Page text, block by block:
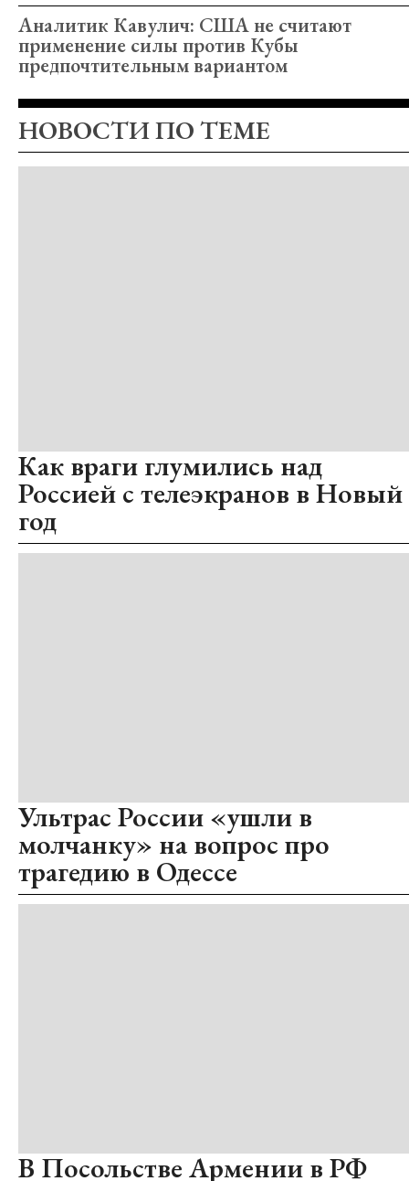
Аналитик Кавулич: США не считают
применение силы против Кубы
предпочтительным вариантом
НОВОСТИ ПО ТЕМЕ
Как враги глумились над
Россией с телеэкранов в Новый
год
Ультрас России «ушли в
молчанку» на вопрос про
трагедию в Одессе
В Посольстве Армении в РФ